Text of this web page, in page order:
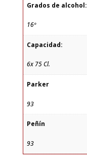
Grados de alcohol:
16º
Capacidad:
6x 75 Cl.
Parker
93
Peñín
93